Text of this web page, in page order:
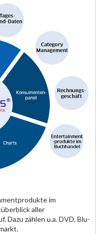
im
aller
Dazu zählen u.a. DVD, Blu-